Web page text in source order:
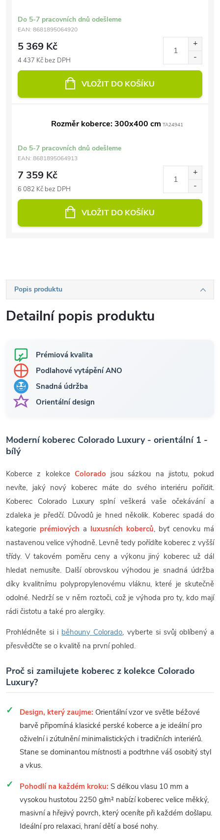
Do 5-7 pracovních dnů odešleme
EAN: 8681895064920
5 369 Kč
4 437 Kč bez DPH
VLOŽIT DO KOŠÍKU
Rozměr koberce: 300x400 cm TA24941
Do 5-7 pracovních dnů odešleme
EAN: 8681895064913
7 359 Kč
6 082 Kč bez DPH
VLOŽIT DO KOŠÍKU
Popis produktu
Detailní popis produktu
Prémiová kvalita
Podlahové vytápění ANO
Snadná údržba
Orientální design
Moderní koberec Colorado Luxury - orientální 1 -
bílý
Koberce z kolekce Colorado jsou sázkou na jistotu, pokud
nevíte, jaký nový koberec máte do svého interiéru pořídit.
Koberec Colorado Luxury splní veškerá vaše očekávání a
zdaleka je předčí. Důvodů je hned několik. Koberec spadá do
kategorie prémiových a luxusních koberců, byť cenovku má
nastavenou velice výhodně. Levně tedy pořídíte koberec z vyšší
třídy. V takovém poměru ceny a výkonu jiný koberec už dál
hledat nemusíte. Další obrovskou výhodou je snadná údržba
díky kvalitnímu polypropylenovému vláknu, které je skutečně
odolné. Nedrží se v něm roztoči, což je výhoda pro ty, kdo mají
rádi čistotu a také pro alergiky.
Prohlédněte si i běhouny Colorado, vyberte si svůj oblíbený a
přesvědčte se o kvalitě na první pohled.
Proč si zamilujete koberec z kolekce Colorado
Luxury?
Design, který zaujme: Orientální vzor ve světle béžové
barvě připomíná klasické perské koberce a je ideální pro
oživelní i zútulnění minimalistických i tradičních interiérů.
Stane se dominantou místnosti a podtrhne váš osobitý styl
a vkus.
Pohodlí na každém kroku: S délkou vlasu 10 mm a
vysokou hustotou 2250 g/m² nabízí koberec velice měkký,
masivní a hřejivý povrch, který oceníte při každém došlapu.
Ideální pro relaxaci, hraní dětí a bosé nohy.